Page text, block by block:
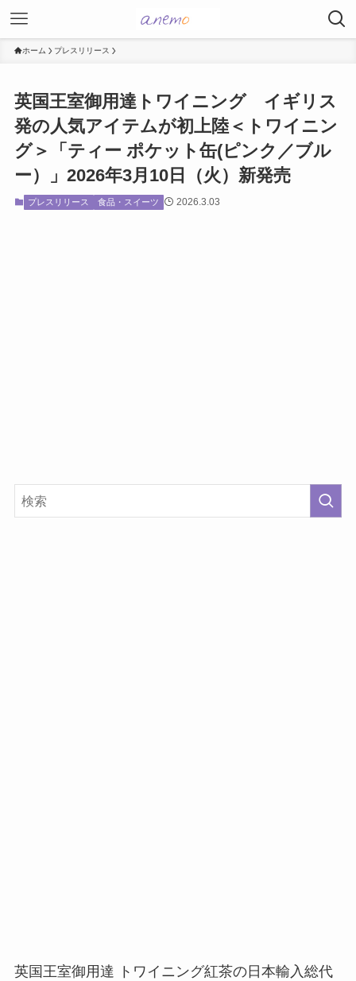
ホーム プレスリリース
英国王室御用達トワイニング イギリス
発の人気アイテムが初上陸＜トワイニン
グ＞「ティー ポケット缶(ピンク／ブル
ー）」2026年3月10日（火）新発売
プレスリリース 食品・スイーツ 2026.3.03
英国王室御用達 トワイニング紅茶の日本輸入総代